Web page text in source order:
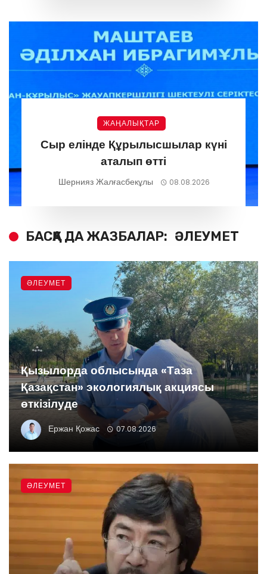
ЖАҢАЛЫҚТАР
Сыр елінде Құрылысшылар күні
аталып өтті
Шернияз Жалғасбекұлы 08.08.2026
БАСҚА ДА ЖАЗБАЛАР: ӘЛЕУМЕТ
Қызылорда облысында «Таза
Қазақстан» экологиялық акциясы
өткізілуде
Ержан Қожас 07.08.2026
ӘЛЕУМЕТ
ӘЛЕУМЕТ